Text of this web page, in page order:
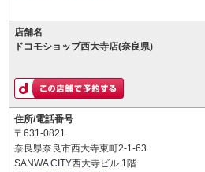
店舗名
ドコモショップ西大寺店(奈良県)
住所/電話番号
〒631-0821
奈良県奈良市西大寺東町2-1-63
SANWA CITY西大寺ビル 1階